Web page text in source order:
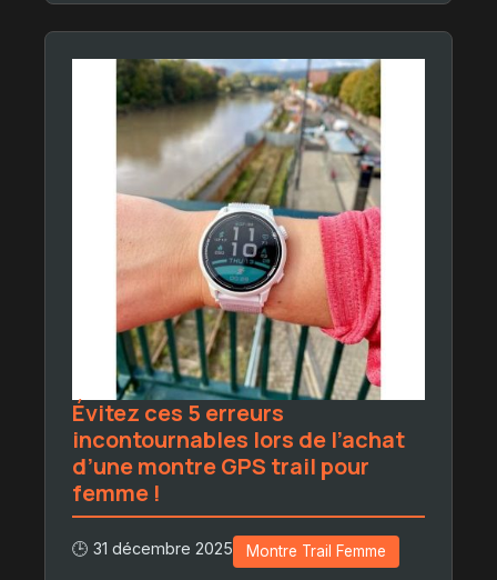
Évitez ces 5 erreurs
incontournables lors de l’achat
d’une montre GPS trail pour
femme !
🕒 31 décembre 2025 Montre Trail Femme